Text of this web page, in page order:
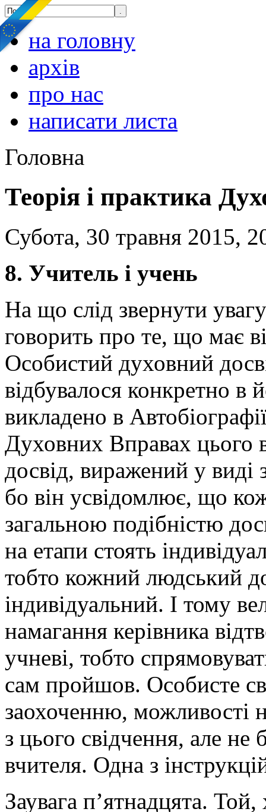
на головну
архів
про нас
написати листа
Головна
Теорія і практика
Субота, 30 травня 2015,
8. Учитель і учень
На що слід звернути
говорить про те, що має
Особистий духовний
відбувалося конкретно в
викладено в
Духовних Вправах цього
досвід, виражений у виді
бо він усвідомлює, що
загальною подібністю
на етапи стоять
тобто кожний людський
індивідуальний. І тому
намагання керівника
учневі, тобто
сам пройшов. Особисте
заохоченню, можливості
з цього свідчення, але
вчителя. Одна з
Заувага п’ятнадцята.